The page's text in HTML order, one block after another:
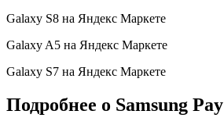
Galaxy S8 на Яндекс Маркете
Galaxy A5 на Яндекс Маркете
Galaxy S7 на Яндекс Маркете
Подробнее о Samsung Pay